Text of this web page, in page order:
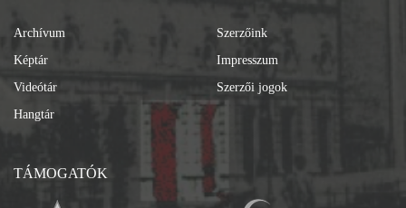
Archívum
Képtár
Videótár
Hangtár
Szerzőink
Impresszum
Szerzői jogok
TÁMOGATÓK